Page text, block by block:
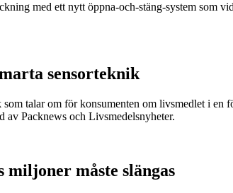
med ett nytt öppna-och-stäng-system som
sensorteknik
talar om för konsumenten om livsmedlet i
av Packnews och Livsmedelsnyheter.
måste slängas